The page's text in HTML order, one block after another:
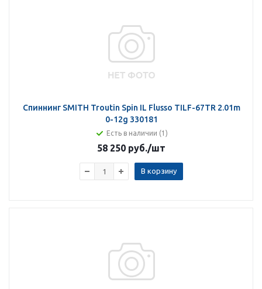
Спиннинг SMITH Troutin Spin IL Flusso TILF-67TR 2.01m
0-12g 330181
Есть в наличии (1)
58 250 руб./шт
В корзину